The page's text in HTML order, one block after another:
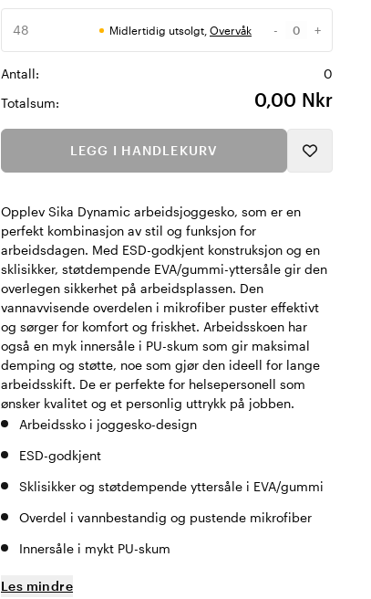
48 Midlertidig utsolgt, Overvåk -
Antall
+
Antall:
0
Totalsum:
0,00 Nkr
LEGG I HANDLEKURV
Opplev Sika Dynamic arbeidsjoggesko, som er en
perfekt kombinasjon av stil og funksjon for
arbeidsdagen. Med ESD-godkjent konstruksjon og en
sklisikker, støtdempende EVA/gummi-yttersåle gir den
overlegen sikkerhet på arbeidsplassen. Den
vannavvisende overdelen i mikrofiber puster effektivt
og sørger for komfort og friskhet. Arbeidsskoen har
også en myk innersåle i PU-skum som gir maksimal
demping og støtte, noe som gjør den ideell for lange
arbeidsskift. De er perfekte for helsepersonell som
ønsker kvalitet og et personlig uttrykk på jobben.
Arbeidssko i joggesko-design
ESD-godkjent
Sklisikker og støtdempende yttersåle i EVA/gummi
Overdel i vannbestandig og pustende mikrofiber
Innersåle i mykt PU-skum
Les mindre